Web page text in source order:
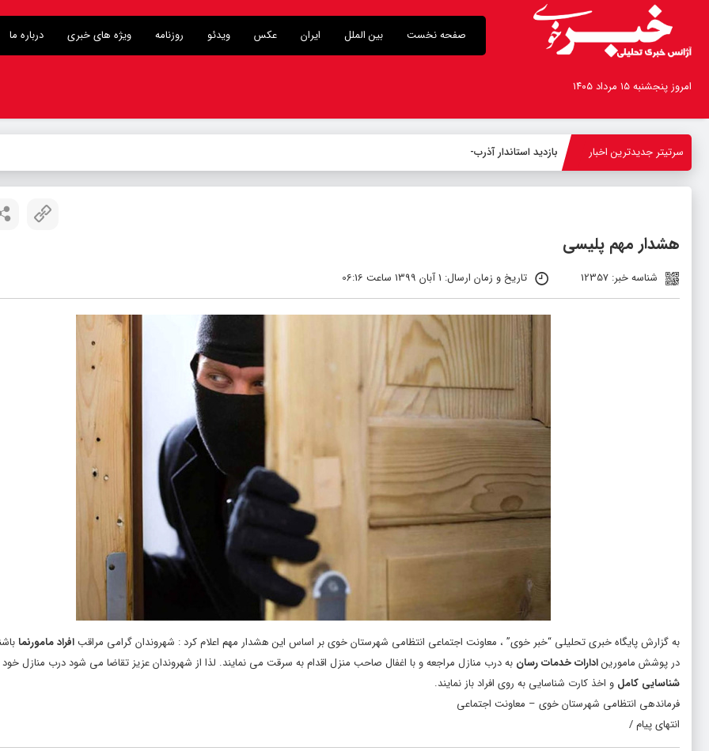
صفحه نخست بین الملل ایران عکس ویدئو روزنامه ویژه های خبری درباره ما
امروز پنجشنبه ۱۵ مرداد ۱۴۰۵
سرتیتر جدیدترین اخبار بازدید استاندار آذربایجان‌غربی ا
هشدار مهم پلیسی
شناسه خبر: 12357 تاریخ و زمان ارسال: 1 آبان 1399 ساعت 06:16
به گزارش پایگاه خبری تحلیلی “خبر خوی” ، معاونت اجتماعی انتظامی شهرستان خوی بر اساس این هشدار مهم اعلام کرد : شهروندان گرامی مراقبافراد مامورنما
در پوشش مامورینادارات خدمات رسان به درب منازل مراجعه و با اغفال صاحب منزل اقدام به سرقت می نمایند. لذا از شهروندان عزیز تقاضا می شود درب منازل خود
شناسایی کامل و اخذ کارت شناسایی به روی افراد باز نمایند.
فرماندهی انتظامی شهرستان خوی – معاونت اجتماعی
انتهای پیام /